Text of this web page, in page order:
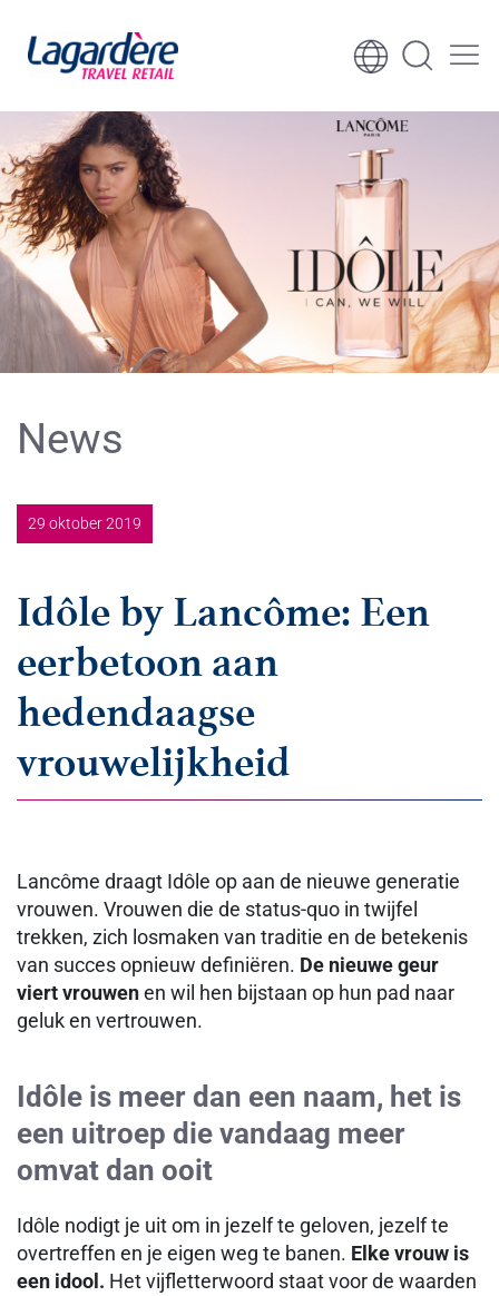
Ga naar inhoud
News
29 oktober 2019
Idôle by Lancôme: Een
eerbetoon aan
hedendaagse
vrouwelijkheid
Lancôme draagt Idôle op aan de nieuwe generatie
vrouwen. Vrouwen die de status-quo in twijfel
trekken, zich losmaken van traditie en de betekenis
van succes opnieuw definiëren. De nieuwe geur
viert vrouwenen wil hen bijstaan op hun pad naar
geluk en vertrouwen.
Idôle is meer dan een naam, het is
een uitroep die vandaag meer
omvat dan ooit
Idôle nodigt je uit om in jezelf te geloven, jezelf te
overtreffen en je eigen weg te banen. Elke vrouw is
een idool. Het vijfletterwoord staat voor de waarden